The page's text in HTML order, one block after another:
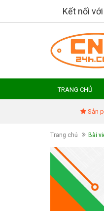
Kết nối
TRANG CHỦ
Sản
Trang chủ Bài